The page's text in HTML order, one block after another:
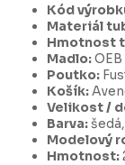
Kód
Materiál
Hmotnost
Madlo:
Poutko:
Košík:
Velikost /
Barva:
Modelový
Hmotnost: